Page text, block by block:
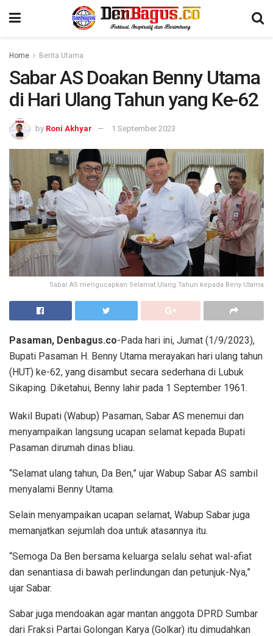
Home Berita Utama
Sabar AS Doakan Benny Utama
di Hari Ulang Tahun yang Ke-62
by Roni Akhyar 1 September 2023
Sabar AS mengucapkan Selamat Ulang Tahun kepada Beny Utama
Pasaman, Denbagus.co-Pada hari ini, Jumat (1/9/2023),
Bupati Pasaman H. Benny Utama merayakan hari ulang tahun
(HUT) ke-62, yang disambut secara sederhana di Lubuk
Sikaping. Diketahui, Benny lahir pada 1 September 1961.
Wakil Bupati (Wabup) Pasaman, Sabar AS menemui dan
menyampaikan langsung ucapan selamat kepada Bupati
Pasaman dirumah dinas bliau.
“Selamat ulang tahun, Da Ben,” ujar Wabup Sabar AS sambil
menyalami Benny Utama.
Selain menyampaikan ucapan selamat, Wabup Sabar juga
memanjatkan sejumlah doa untuk atasannya itu.
“Semoga Da Ben bersama keluarga selalu sehat wal-afiat
dan senantiasa di bawah perlindungan dan petunjuk-Nya,”
ujar Sabar.
Sabar juga mendoakan agar mantan anggota DPRD Sumbar
dari Fraksi Partai Golongan Karya (Golkar) itu dimudahkan